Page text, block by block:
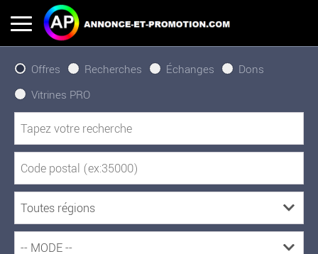
Offres Recherches Échanges
Dons
Vitrines PRO